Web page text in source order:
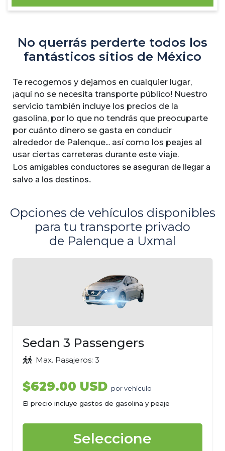
No querrás perderte todos los
fantásticos sitios de México
Te recogemos y dejamos en cualquier lugar,
¡aquí no se necesita transporte público! Nuestro
servicio también incluye los precios de la
gasolina, por lo que no tendrás que preocuparte
por cuánto dinero se gasta en conducir
alrededor de Palenque... así como los peajes al
usar ciertas carreteras durante este viaje.
Losamigablesconductores se aseguran de llegar a
salvo a los destinos.
Opciones de vehículos disponibles
para tu transporte privado
de Palenque a Uxmal
Sedan 3 Passengers
Max. Pasajeros: 3
$629.00 USD por vehículo
El precio incluye gastos de gasolina y peaje
Seleccione